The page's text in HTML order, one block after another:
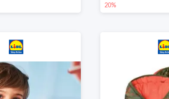
20%